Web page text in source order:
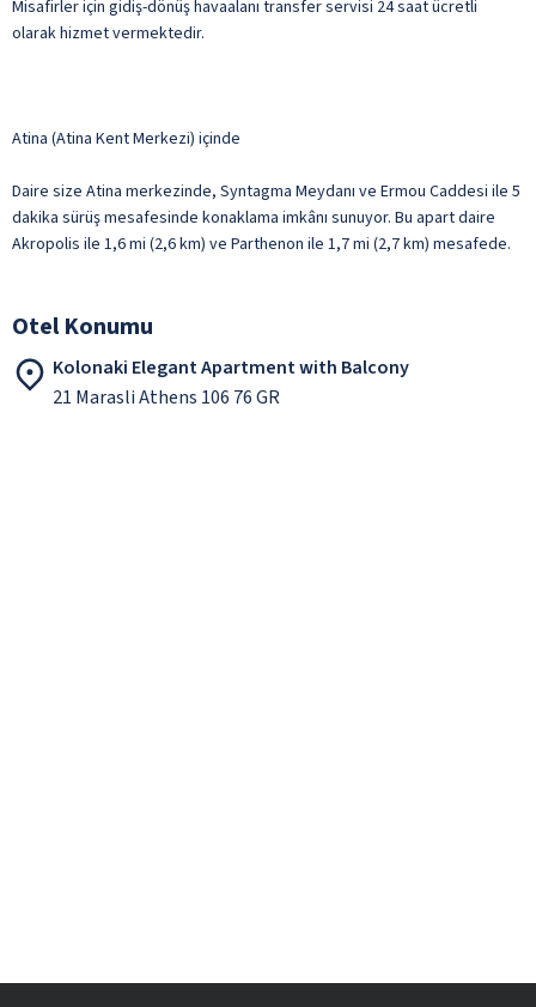
Misafirler için gidiş-dönüş havaalanı transfer servisi 24 saat ücretli
olarak hizmet vermektedir.
Atina (Atina Kent Merkezi) içinde
Daire size Atina merkezinde, Syntagma Meydanı ve Ermou Caddesi ile 5
dakika sürüş mesafesinde konaklama imkânı sunuyor. Bu apart daire
Akropolis ile 1,6 mi (2,6 km) ve Parthenon ile 1,7 mi (2,7 km) mesafede.
Otel Konumu
Kolonaki Elegant Apartment with Balcony
21 Marasli Athens 106 76 GR